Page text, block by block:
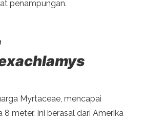
penampungan.
Myrtaceae, mencapai
meter. Ini berasal dari Amerika